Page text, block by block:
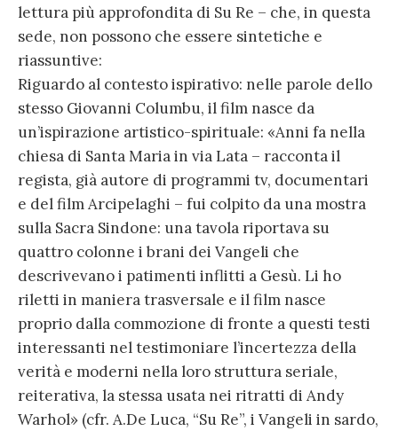
lettura più approfondita di Su Re – che, in questa
sede, non possono che essere sintetiche e
riassuntive:
Riguardo al contesto ispirativo: nelle parole dello
stesso Giovanni Columbu, il film nasce da
un’ispirazione artistico-spirituale: «Anni fa nella
chiesa di Santa Maria in via Lata – racconta il
regista, già autore di programmi tv, documentari
e del film Arcipelaghi – fui colpito da una mostra
sulla Sacra Sindone: una tavola riportava su
quattro colonne i brani dei Vangeli che
descrivevano i patimenti inflitti a Gesù. Li ho
riletti in maniera trasversale e il film nasce
proprio dalla commozione di fronte a questi testi
interessanti nel testimoniare l’incertezza della
verità e moderni nella loro struttura seriale,
reiterativa, la stessa usata nei ritratti di Andy
Warhol» (cfr. A.De Luca, “Su Re”, i Vangeli in sardo,